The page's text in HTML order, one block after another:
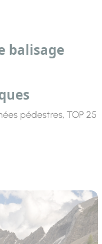
balisage
pédestres, TOP 25